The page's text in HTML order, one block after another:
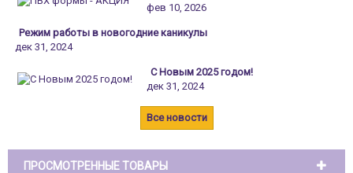
фев 10, 2026
Режим работы в новогодние каникулы
дек 31, 2024
С Новым 2025 годом!
дек 31, 2024
Все новости
ПРОСМОТРЕННЫЕ ТОВАРЫ